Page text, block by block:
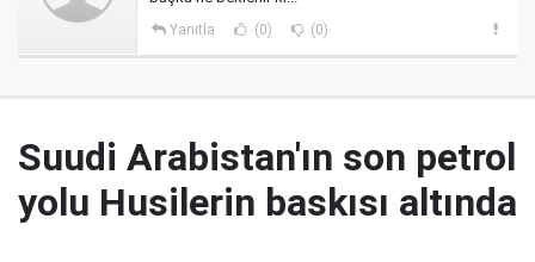
Yanıtla (0) (0)
Suudi Arabistan'ın son petrol
yolu Husilerin baskısı altında